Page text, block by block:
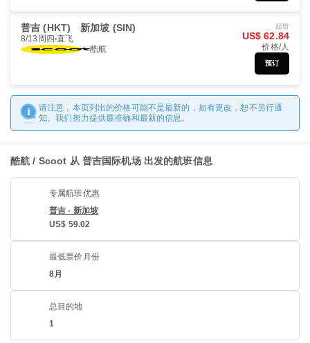
普吉 (HKT) 新加坡 (SIN)
8/13周四 直飞
酷航
起价
US$ 62.84
价格/人
预订
请注意，本页列出的价格可能不是最新的，如有更改，恕不另行通
知。我们努力提供最准确和最新的信息。
酷航 / Scoot 从 普吉国际机场 出发的航班信息
专属航班优惠
普吉 - 新加坡
US$ 59.02
最低票价月份
8月
总目的地
1